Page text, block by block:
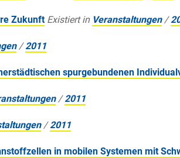
Zukunft Existiert in Veranstaltungen /
/2011
spurgebundenen
/2011
/2011
in mobilen Systemen mit